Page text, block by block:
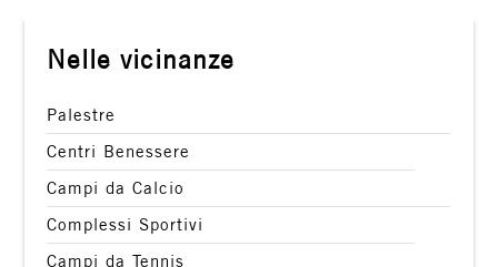
Nelle vicinanze
Palestre
Centri Benessere
Campi da Calcio
Complessi Sportivi
Campi da Tennis